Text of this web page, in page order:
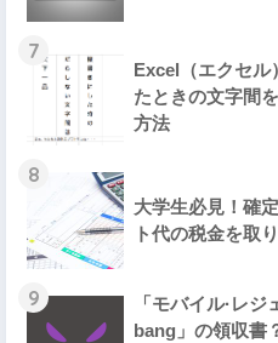
7
Excel（エクセル
たときの文字間
方法
8
大学生必見！確
ト代の税金を取
9
「モバイル·レ
bang」の領収書